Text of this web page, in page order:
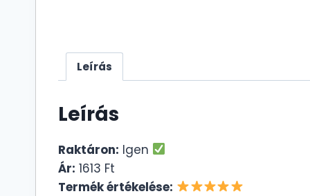
Leírás
Leírás
Raktáron: Igen
Ár: 1613 Ft
Termék értékelése: